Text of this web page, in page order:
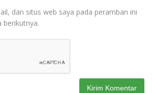
dan situs web saya pada peramban ini
berikutnya.